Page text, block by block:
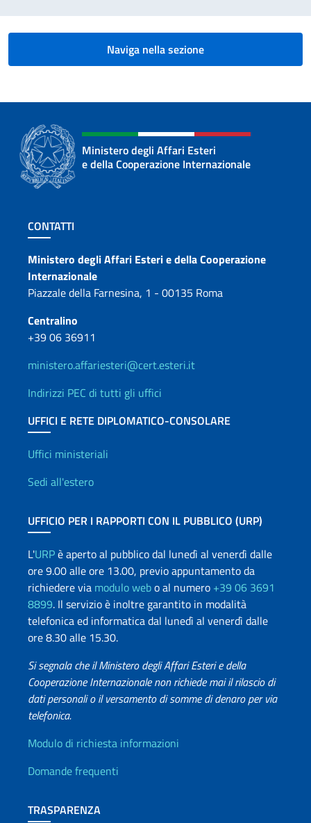
Naviga nella sezione
Ministero degli Affari Esteri
e della Cooperazione Internazionale
Sezione footer
CONTATTI
Contatti
Ministero degli Affari Esteri e della Cooperazione
Internazionale
Piazzale della Farnesina, 1 - 00135 Roma
Centralino
+39 06 36911
ministero.affariesteri@cert.esteri.it
Indirizzi PEC di tutti gli uffici
UFFICI E RETE DIPLOMATICO-CONSOLARE
Uffici e Rete diplomatica
Uffici ministeriali
Sedi all'estero
UFFICIO PER I RAPPORTI CON IL PUBBLICO (URP)
L'URPè aperto al pubblico dal lunedì al venerdì dalle
ore 9.00 alle ore 13.00, previo appuntamento da
richiedere via modulo webo al numero +39 06 3691
8899. Il servizio è inoltre garantito in modalità
telefonica ed informatica dal lunedì al venerdì dalle
ore 8.30 alle 15.30.
Si segnala che il Ministero degli Affari Esteri e della
Cooperazione Internazionale non richiede mai il rilascio di
dati personali o il versamento di somme di denaro per via
telefonica.
Info utili
Modulo di richiesta informazioni
Domande frequenti
TRASPARENZA